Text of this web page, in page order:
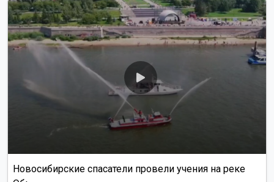
Новосибирские спасатели провели учения на реке